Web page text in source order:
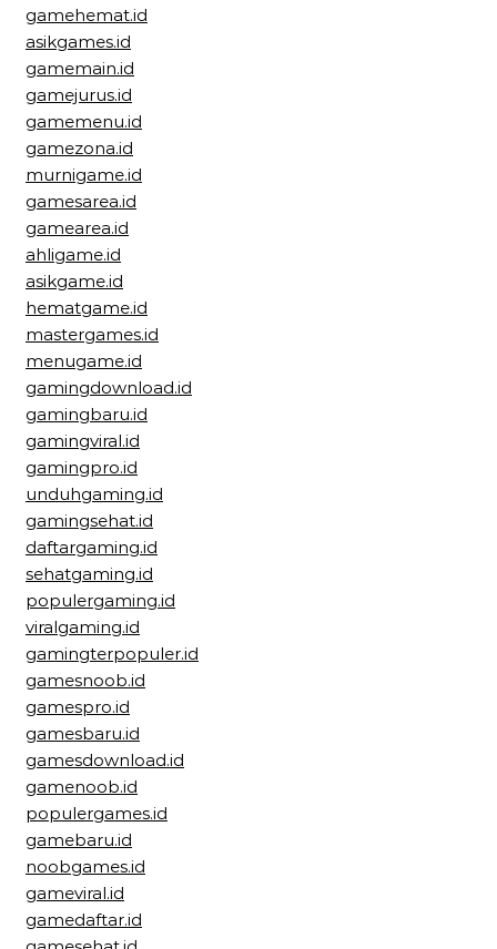
gamehemat.id
asikgames.id
gamemain.id
gamejurus.id
gamemenu.id
gamezona.id
murnigame.id
gamesarea.id
gamearea.id
ahligame.id
asikgame.id
hematgame.id
mastergames.id
menugame.id
gamingdownload.id
gamingbaru.id
gamingviral.id
gamingpro.id
unduhgaming.id
gamingsehat.id
daftargaming.id
sehatgaming.id
populergaming.id
viralgaming.id
gamingterpopuler.id
gamesnoob.id
gamespro.id
gamesbaru.id
gamesdownload.id
gamenoob.id
populergames.id
gamebaru.id
noobgames.id
gameviral.id
gamedaftar.id